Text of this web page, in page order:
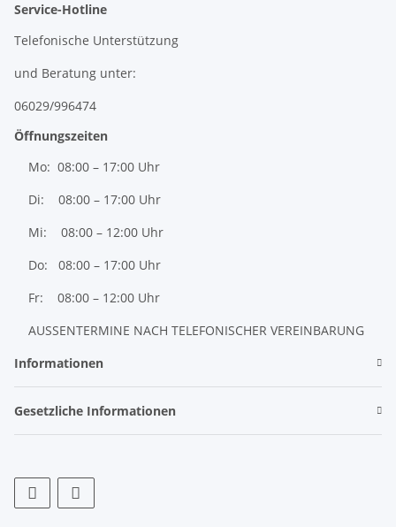
Service-Hotline
Telefonische Unterstützung
und Beratung unter:
06029/996474
Öffnungszeiten
Mo: 08:00 – 17:00 Uhr
Di: 08:00 – 17:00 Uhr
Mi: 08:00 – 12:00 Uhr
Do: 08:00 – 17:00 Uhr
Fr: 08:00 – 12:00 Uhr
AUSSENTERMINE NACH TELEFONISCHER VEREINBARUNG
Informationen
Gesetzliche Informationen